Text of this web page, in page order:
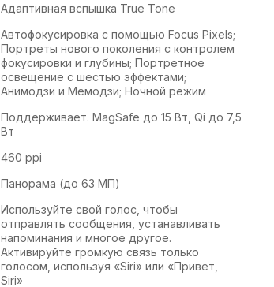
Адаптивная вспышка True Tone
Автофокусировка с помощью Focus Pixels;
Портреты нового поколения с контролем
фокусировки и глубины; Портретное
освещение с шестью эффектами;
Анимодзи и Мемодзи; Ночной режим
Поддерживает. MagSafe до 15 Вт, Qi до 7,5
Вт
460 ppi
Панорама (до 63 МП)
Используйте свой голос, чтобы
отправлять сообщения, устанавливать
напоминания и многое другое.
Активируйте громкую связь только
голосом, используя «Siri» или «Привет,
Siri»